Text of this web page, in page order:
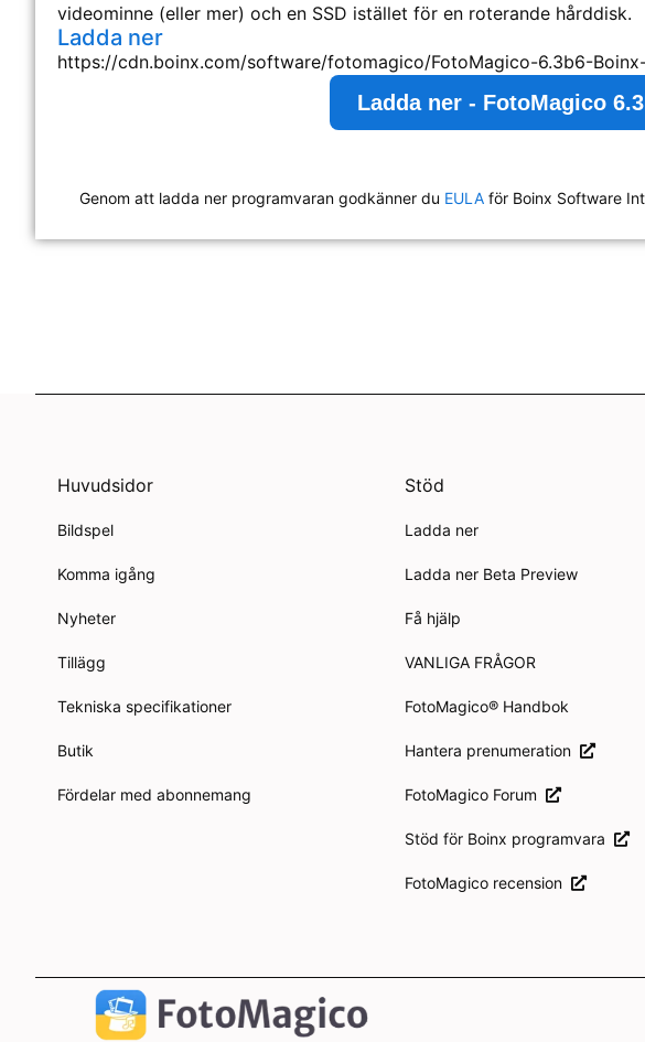
videominne (eller mer) och en SSD istället för en roterande hårddisk.
Ladda ner
https://cdn.boinx.com/software/fotomagico/FotoMagico-6.3b6-
Ladda ner - FotoMagico
Genom att ladda ner programvaran godkänner du EULA för Boinx Software
Huvudsidor
Bildspel
Komma igång
Nyheter
Tillägg
Tekniska specifikationer
Butik
Fördelar med abonnemang
Stöd
Ladda ner
Ladda ner Beta Preview
Få hjälp
VANLIGA FRÅGOR
FotoMagico® Handbok
Hantera prenumeration
FotoMagico Forum
Stöd för Boinx programvara
FotoMagico recension